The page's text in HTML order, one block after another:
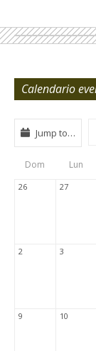
Calendario
View
Type
Tabs
Jump to…
Dom Lun
26 27
2 3
9 10